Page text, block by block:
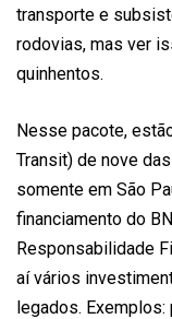
transporte e
rodovias, mas ver
quinhentos.
Nesse pacote,
Transit) de nove
somente em São
financiamento do
Responsabilidade
aí vários
legados.